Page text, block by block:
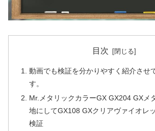
目次
動画でも検証を分かりやすく紹介させ
す。
Mr.メタリックカラーGX GX204 GXメ
地にしてGX108 GXクリアヴァイオレ
検証